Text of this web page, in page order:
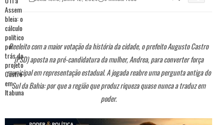
Reeleito com a maior votação da história da cidade, o prefeito Augusto Castro
(PSD) aposta na pré-candidatura da mulher, Andrea, para converter força
municipal em representação estadual. A jogada reabre uma pergunta antiga do
Sul da Bahia: por que a região que produz riqueza quase nunca a traduz em
poder.